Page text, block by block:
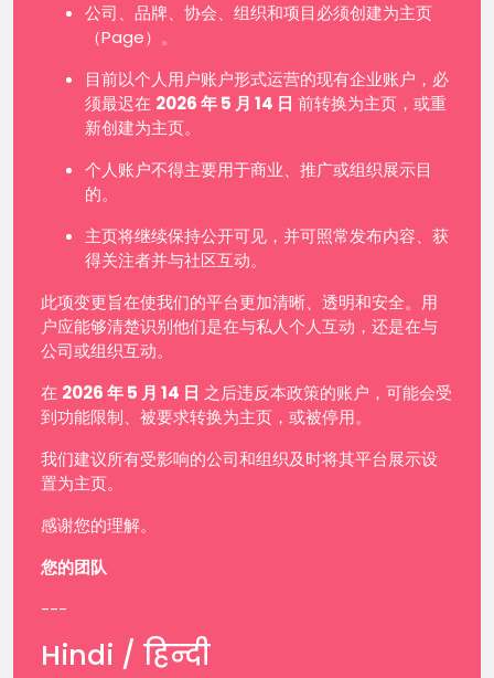
公司、品牌、协会、组织和项目必须创建为主页
（Page）。
目前以个人用户账户形式运营的现有企业账户，必
须最迟在 2026 年 5 月 14 日 前转换为主页，或重
新创建为主页。
个人账户不得主要用于商业、推广或组织展示目
的。
主页将继续保持公开可见，并可照常发布内容、获
得关注者并与社区互动。
此项变更旨在使我们的平台更加清晰、透明和安全。用
户应能够清楚识别他们是在与私人个人互动，还是在与
公司或组织互动。
在 2026 年 5 月 14 日 之后违反本政策的账户，可能会受
到功能限制、被要求转换为主页，或被停用。
我们建议所有受影响的公司和组织及时将其平台展示设
置为主页。
感谢您的理解。
您的团队
---
Hindi / हिन्दी